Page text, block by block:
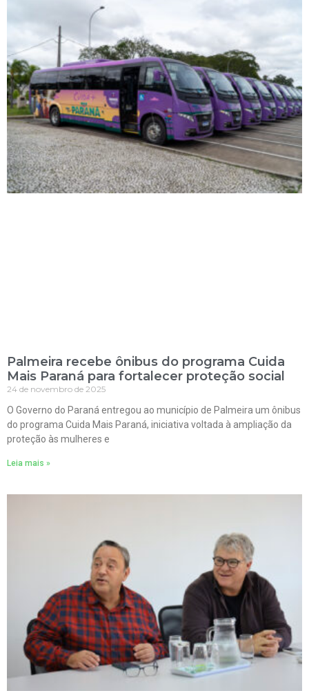
Palmeira recebe ônibus do programa Cuida
Mais Paraná para fortalecer proteção social
24 de novembro de 2025
O Governo do Paraná entregou ao município de Palmeira um ônibus
do programa Cuida Mais Paraná, iniciativa voltada à ampliação da
proteção às mulheres e
Leia mais »